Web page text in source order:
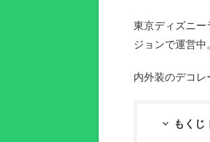
東京ディズニー
ジョンで運営中。
内外装のデコ
もくじ